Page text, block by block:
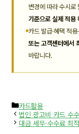
변경에 따라 수시
기준으로 실제 적용
카드 발급·혜택 적
또는 고객센터에서
바랍니다.
카
테
고
리
카드활용
법인 광고비 카드 수
대금 세무·수수료 최